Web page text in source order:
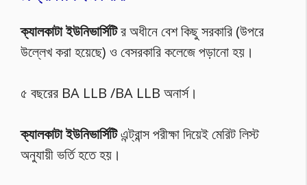
ক্যালকাটা ইউনিভার্সিটির অধীনে বেশ কিছু সরকারি (উপরে
উল্লেখ করা হয়েছে) ও বেসরকারি কলেজে পড়ানো হয়।
৫ বছরের BA LLB /BA LLB অনার্স।
ক্যালকাটা ইউনিভার্সিটিএন্ট্রান্স পরীক্ষা দিয়েই মেরিট লিস্ট
অনুযায়ী ভর্তি হতে হয়।